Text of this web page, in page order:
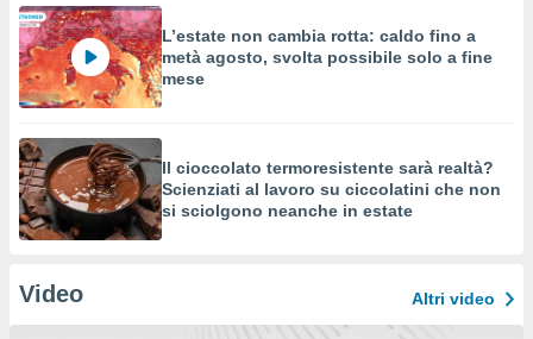
L’estate non cambia rotta: caldo fino a
metà agosto, svolta possibile solo a fine
mese
Il cioccolato termoresistente sarà realtà?
Scienziati al lavoro su ciccolatini che non
si sciolgono neanche in estate
Video Altri video